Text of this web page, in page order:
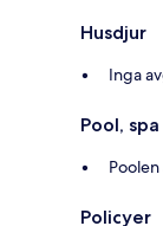
Husdjur
Inga
Pool,
Policyer